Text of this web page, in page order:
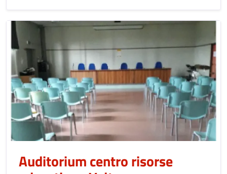
Auditorium centro risorse